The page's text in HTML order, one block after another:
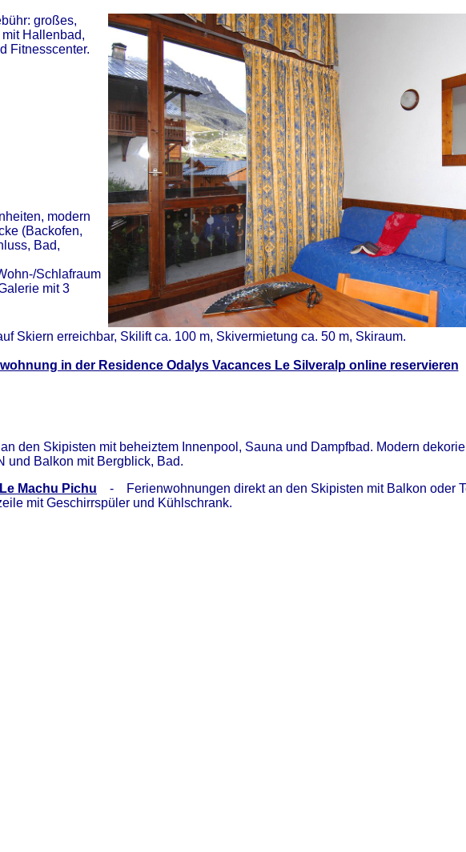
großes,
Hallenbad,
Fitnesscenter.
modern
(Backofen,
Bad,
Schlafraum
mit 3
Skiern erreichbar, Skilift ca. 100 m, Skivermietung ca. 50 m, Skiraum.
in der Residence Odalys Vacances Le Silveralp online reservieren
den Skipisten mit beheiztem Innenpool, Sauna und Dampfbad. Modern
und Balkon mit Bergblick, Bad.
Machu Pichu
- Ferienwohnungen direkt an den Skipisten mit Balkon oder
mit Geschirrspüler und Kühlschrank.